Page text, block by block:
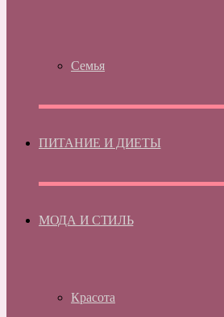
Семья
ПИТАНИЕ И ДИЕТЫ
МОДА И СТИЛЬ
Красота